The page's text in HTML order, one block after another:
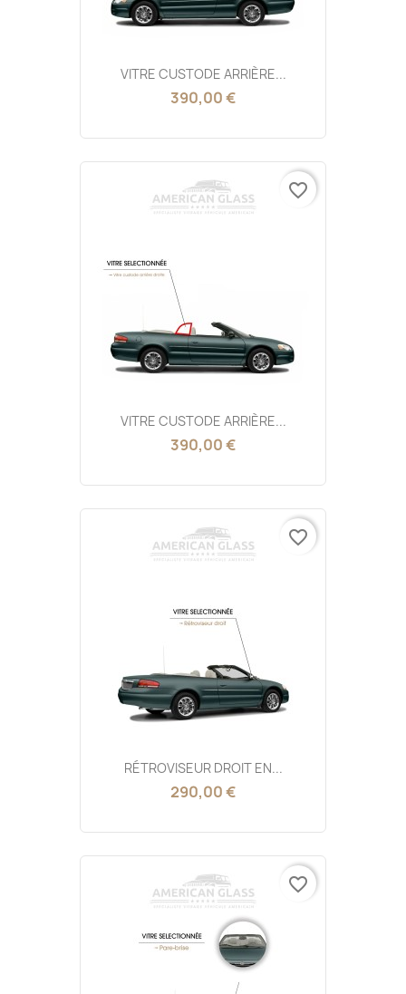
VITRE CUSTODE ARRIÈRE...
390,00 €
VITRE CUSTODE ARRIÈRE...
390,00 €
favorite_border
RÉTROVISEUR DROIT EN...
290,00 €
favorite_border
favorite_border